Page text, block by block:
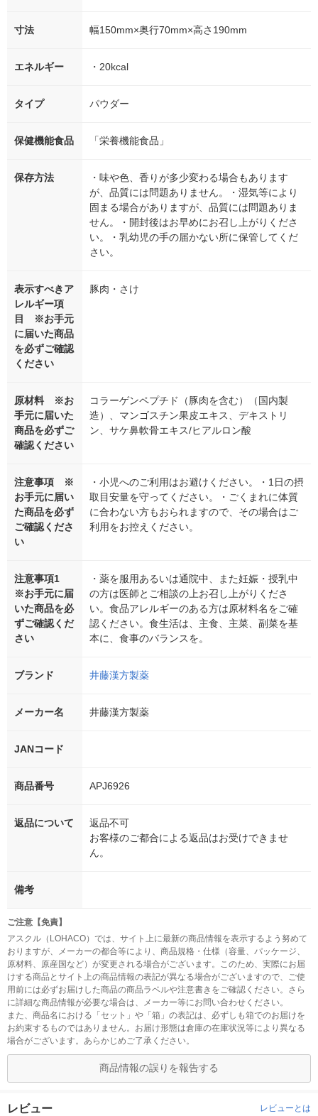
寸法 幅150mm×奥行70mm×高さ190mm
エネルギー ・20kcal
タイプ パウダー
保健機能食品 「栄養機能食品」
保存方法
・味や色、香りが多少変わる場合もあります
が、品質には問題ありません。・湿気等により
固まる場合がありますが、品質には問題ありま
せん。・開封後はお早めにお召し上がりくださ
い。・乳幼児の手の届かない所に保管してくだ
さい。
表示すべきア
レルギー項
目 ※お手元
に届いた商品
を必ずご確認
ください
豚肉・さけ
原材料 ※お
手元に届いた
商品を必ずご
確認ください
コラーゲンペプチド（豚肉を含む）（国内製
造）、マンゴスチン果皮エキス、デキストリ
ン、サケ鼻軟骨エキス/ヒアルロン酸
注意事項 ※
お手元に届い
た商品を必ず
ご確認くださ
い
・小児へのご利用はお避けください。・1日の摂
取目安量を守ってください。・ごくまれに体質
に合わない方もおられますので、その場合はご
利用をお控えください。
注意事項1
※お手元に届
いた商品を必
ずご確認くだ
さい
・薬を服用あるいは通院中、また妊娠・授乳中
の方は医師とご相談の上お召し上がりくださ
い。食品アレルギーのある方は原材料名をご確
認ください。食生活は、主食、主菜、副菜を基
本に、食事のバランスを。
ブランド 井藤漢方製薬
メーカー名 井藤漢方製薬
JANコード
商品番号 APJ6926
返品について
返品不可
お客様のご都合による返品はお受けできませ
ん。
備考
ご注意【免責】
アスクル（LOHACO）では、サイト上に最新の商品情報を表示するよう努めて
おりますが、メーカーの都合等により、商品規格・仕様（容量、パッケージ、
原材料、原産国など）が変更される場合がございます。このため、実際にお届
けする商品とサイト上の商品情報の表記が異なる場合がございますので、ご使
用前には必ずお届けした商品の商品ラベルや注意書きをご確認ください。さら
に詳細な商品情報が必要な場合は、メーカー等にお問い合わせください。
また、商品名における「セット」や「箱」の表記は、必ずしも箱でのお届けを
お約束するものではありません。お届け形態は倉庫の在庫状況等により異なる
場合がございます。あらかじめご了承ください。
商品情報の誤りを報告する
レビュー レビューとは